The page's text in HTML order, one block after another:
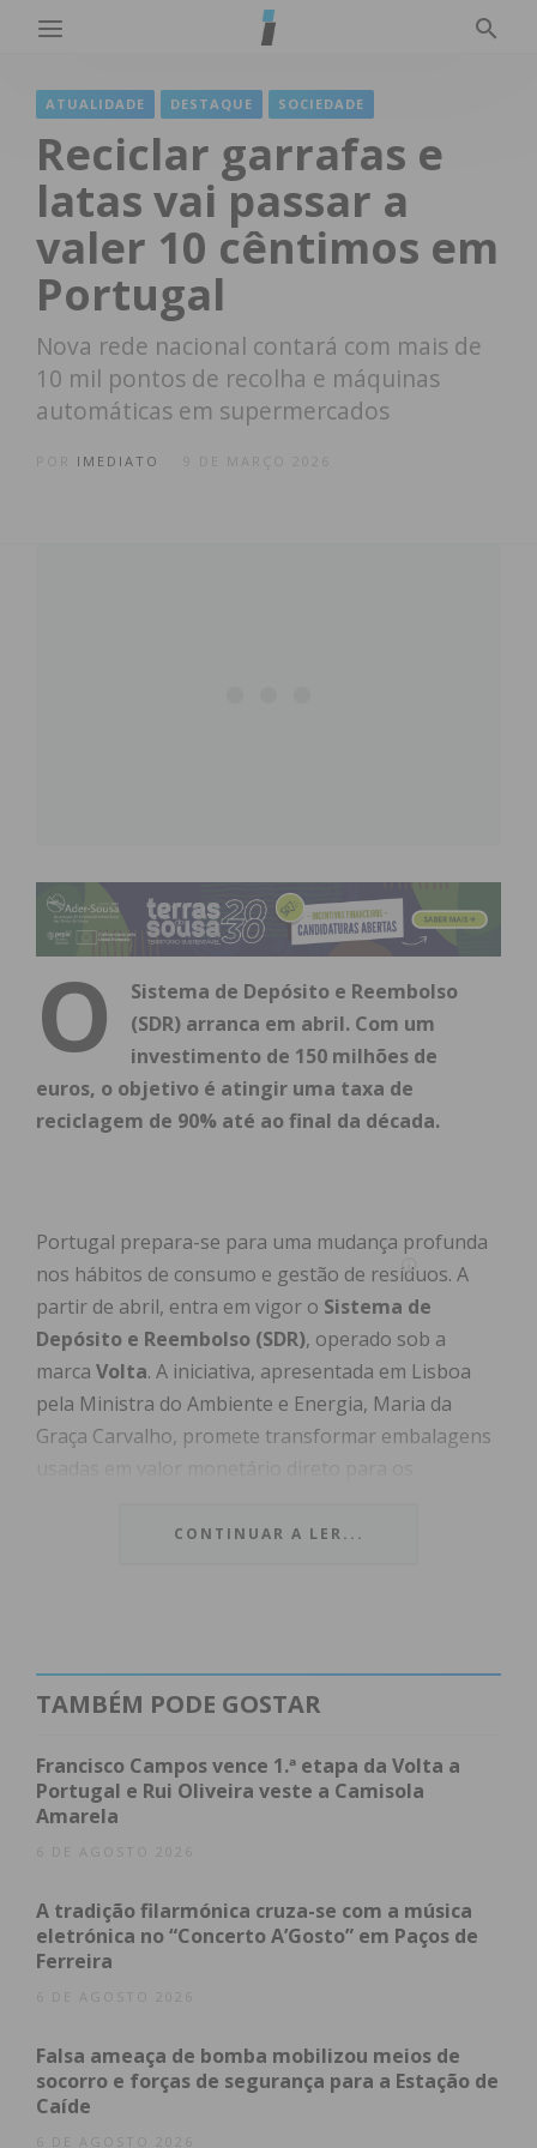
ATUALIDADE DESTAQUE SOCIEDADE
Reciclar garrafas e
latas vai passar a
valer 10 cêntimos em
Portugal
Nova rede nacional contará com mais de
10 mil pontos de recolha e máquinas
automáticas em supermercados
IMEDIATO 9 DE MARÇO 2026
O
Sistema de Depósito e Reembolso
(SDR) arranca em abril. Com um
investimento de 150 milhões de
euros, o objetivo é atingir uma taxa de
reciclagem de 90% até ao final da década.
Portugal prepara-se para uma mudança profunda
nos hábitos de consumo e gestão de resíduos. A
partir de abril, entra em vigor o Sistema de
Depósito e Reembolso (SDR), operado sob a
marca Volta. A iniciativa, apresentada em Lisboa
pela Ministra do Ambiente e Energia, Maria da
Graça Carvalho, promete transformar embalagens
Calendário de Implementação
Impacto Económico e Ambiental
Como funciona o sistema?
economia circular: “uma garrafa volta a ser uma
garrafa”.
O Depósito:
litros), o consumidor paga um valor adicional
de 0,10€ .
CONTINUAR A LER...
TAMBÉM PODE GOSTAR
Francisco Campos vence 1.ª etapa da Volta a
Portugal e Rui Oliveira veste a Camisola
Amarela
6 DE AGOSTO 2026
A tradição filarmónica cruza-se com a música
eletrónica no “Concerto A’Gosto” em Paços de
Ferreira
6 DE AGOSTO 2026
Falsa ameaça de bomba mobilizou meios de
socorro e forças de segurança para a Estação de
Caíde
6 DE AGOSTO 2026